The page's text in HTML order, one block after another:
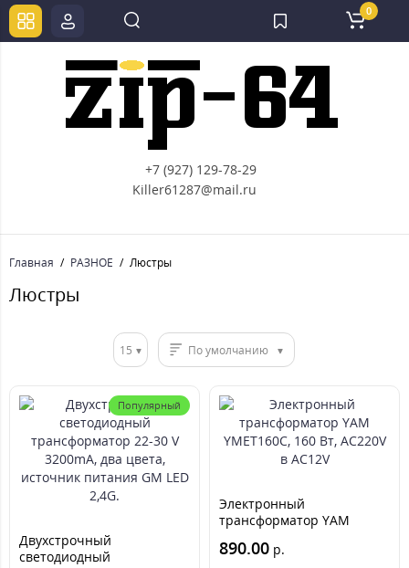
+7 (927) 129-78-29
Killer61287@mail.ru
0
Главная РАЗНОЕ Люстры
Люстры
15 По умолчанию
Популярный
Двухстрочный
светодиодный
Электронный
трансформатор YAM
в AC12V
890.00 р.